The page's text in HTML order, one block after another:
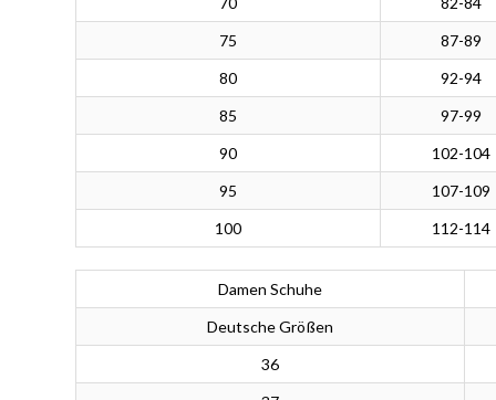
75
87-89
80
92-94
85
97-99
90
102-104
95
107-109
100
112-114
Damen Schuhe
Deutsche Größen
36